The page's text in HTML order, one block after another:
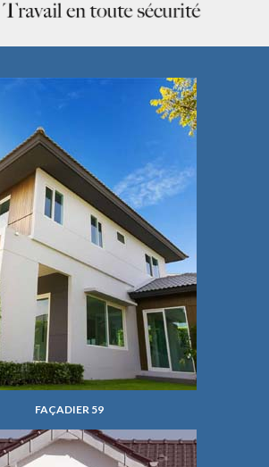
FAÇADIER 59